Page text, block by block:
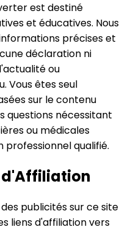
est destiné
et éducatives. Nous
précises et
déclaration ni
ou
Vous êtes seul
sur le contenu
questions nécessitant
ou médicales
professionnel qualifié.
d'Affiliation
publicités sur ce site
liens d'affiliation vers